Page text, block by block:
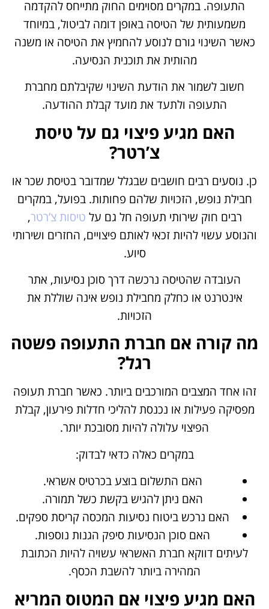
התעופה. במקרים מסוימים החוק מתייחס להקדמה
משמעותית של הטיסה באופן דומה לביטול, במיוחד
כאשר השינוי גורם לנוסע להחמיץ את הטיסה או משנה
מהותית את תוכנית הנסיעה.
חשוב לשמור את הודעת השינוי שקיבלתם מחברת
התעופה ולתעד את מועד קבלת ההודעה.
האם מגיע פיצוי גם על טיסת
צ’רטר?
כן. נוסעים רבים חושבים שבגלל שמדובר בטיסת שכר או
חבילת נופש, הזכויות שלהם פחותות. בפועל, במקרים
רבים חוק שירותי תעופה חל גם על טיסות צ’רטר,
והנוסע עשוי להיות זכאי לאותם פיצויים, החזרים ושירותי
סיוע.
העובדה שהטיסה נרכשה דרך סוכן נסיעות, אתר
אינטרנט או כחלק מחבילת נופש אינה שוללת את
הזכויות.
מה קורה אם חברת התעופה פשטה
רגל?
זהו אחד המצבים המורכבים ביותר. כאשר חברת תעופה
מפסיקה פעילות או נכנסת להליכי חדלות פירעון, קבלת
הפיצוי עלולה להיות מסובכת יותר.
במקרים כאלה כדאי לבדוק:
האם התשלום בוצע בכרטיס אשראי.
האם ניתן להגיש בקשת כשל תמורה.
האם נרכש ביטוח נסיעות המכסה קריסת ספקים.
האם סוכן הנסיעות סיפק הגנות נוספות.
לעיתים דווקא חברת האשראי עשויה להיות הכתובת
המהירה ביותר להשבת הכסף.
האם מגיע פיצוי אם המטוס המריא